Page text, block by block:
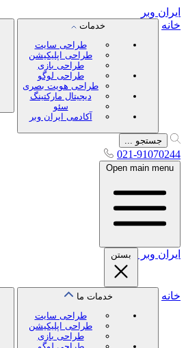
ایران وبر
خانه
خدمات
طراحی سایت
طراحی اپلیکیشن
طراحی بازی
طراحی لوگو
طراحی هویت بصری
دیجیتال مارکتینگ
سئو
آکادمی ایران وبر
جستجو ...
021-91070244
Open main menu
ایران وبر بستن
خانه
خدمات ما
طراحی سایت
طراحی اپلیکیشن
طراحی بازی